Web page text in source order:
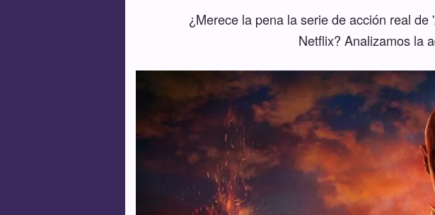
¿Merece la pena la serie de acción real
Netflix? Analizamos la